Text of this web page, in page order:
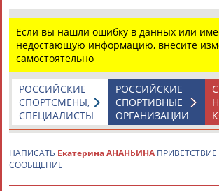
Если вы нашли ошибку в данных или
недостающую информацию, внесите
самостоятельно
РОССИЙСКИЕ
СПОРТИВНЫЕ
ОРГАНИЗАЦИИ
РОССИЙСКИЕ
СПОРТСМЕНЫ,
СПЕЦИАЛИСТЫ
НАПИСАТЬ Екатерина АНАНЬИНА
СООБЩЕНИЕ